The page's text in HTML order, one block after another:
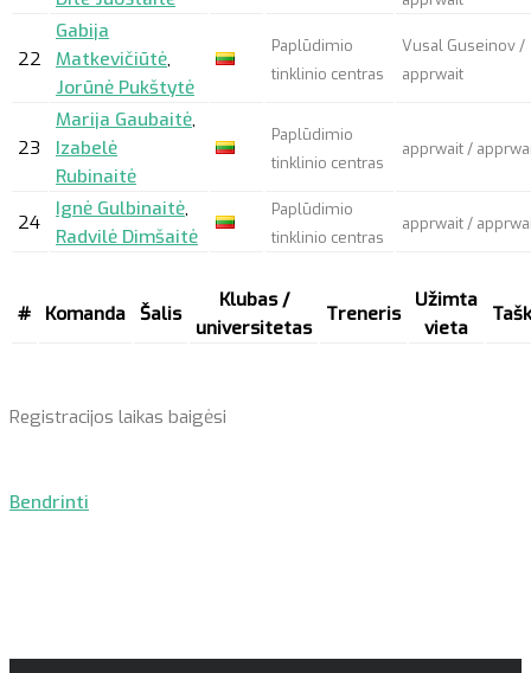
22
Gabija
Matkevičiūtė,
Jorūnė Pukštytė
Paplūdimio
tinklinio centras
Vusal Guseinov /
apprwait
23
Marija Gaubaitė,
Izabelė
Rubinaitė
Paplūdimio
tinklinio centras
apprwait/
24
Ignė Gulbinaitė,
Radvilė Dimšaitė
Paplūdimio
tinklinio centras
apprwait/
# Komanda Šalis
Klubas /
universitetas
Treneris
Užimta
vieta
Registracijos laikas baigėsi
Bendrinti